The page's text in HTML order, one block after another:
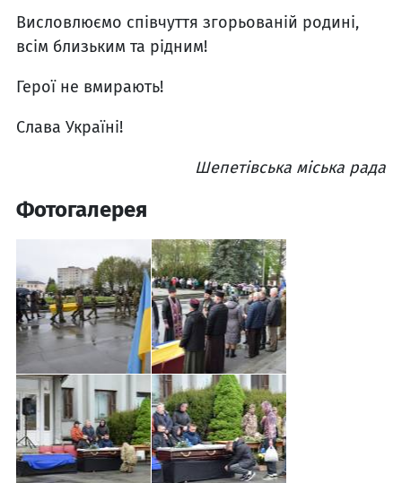
Висловлюємо співчуття згорьованій родині,
всім близьким та рідним!
Герої не вмирають!
Слава Україні!
Шепетівська міська рада
Фотогалерея